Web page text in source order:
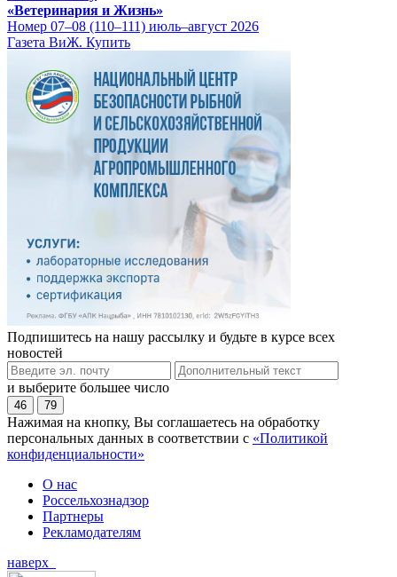
«Ветеринария и Жизнь»
Номер 07–08 (110–111) июль–август 2026
Газета ВиЖ. Купить
Подпишитесь на нашу рассылку и будьте в курсе всех
новостей
и выберите большее число
46 79
Нажимая на кнопку, Вы соглашаетесь на обработку
персональных данных в соответствии с «Политикой
конфиденциальности»
О нас
Россельхознадзор
Партнеры
Рекламодателям
наверх